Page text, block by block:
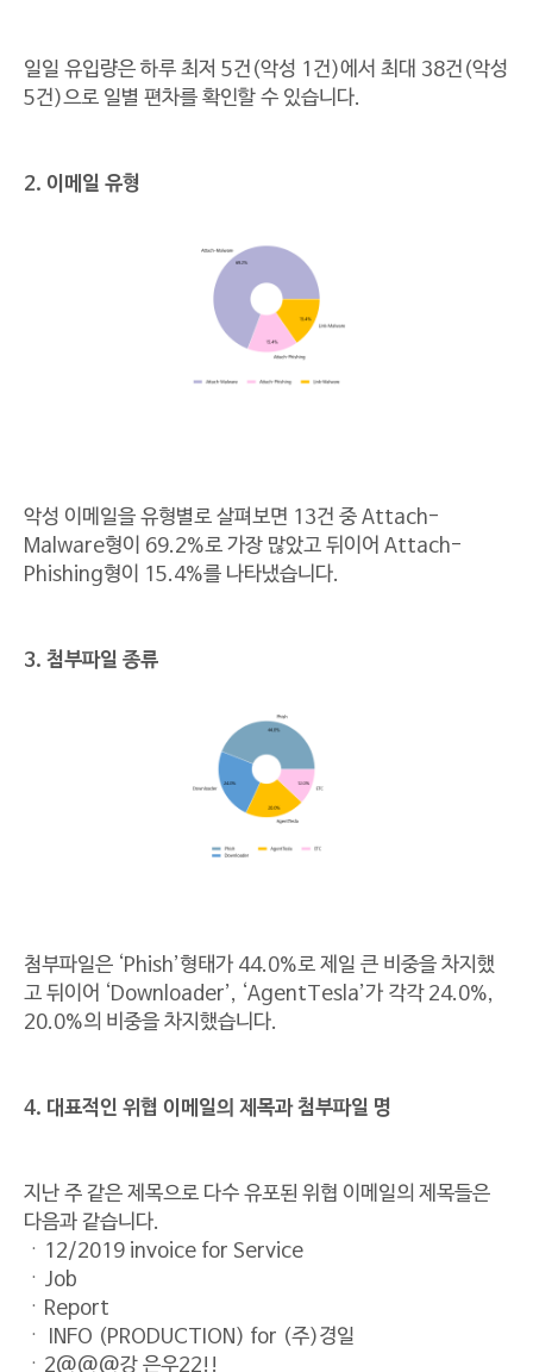
일일 유입량은 하루 최저 5건(악성 1건)에서 최대 38건(악성
5건)으로 일별 편차를 확인할 수 있습니다.
2. 이메일 유형
악성 이메일을 유형별로 살펴보면 13건 중 Attach-
Malware형이 69.2%로 가장 많았고 뒤이어 Attach-
Phishing형이 15.4%를 나타냈습니다.
3. 첨부파일 종류
첨부파일은 ‘Phish’형태가 44.0%로 제일 큰 비중을 차지했
고 뒤이어 ‘Downloader’, ‘AgentTesla’가 각각 24.0%,
20.0%의 비중을 차지했습니다.
4. 대표적인 위협 이메일의 제목과 첨부파일 명
지난 주 같은 제목으로 다수 유포된 위협 이메일의 제목들은
다음과 같습니다.
ㆍ12/2019 invoice for Service
ㆍJob
ㆍReport
ㆍ INFO (PRODUCTION) for (주)경일
ㆍ2@@@강 은우22!!